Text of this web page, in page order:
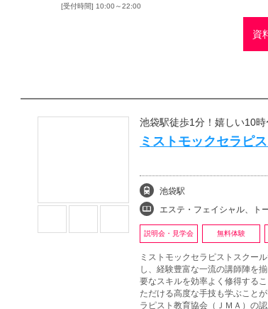
無料
[受付時間] 10:00～22:00
資
池袋駅徒歩1分！嬉しい10
ミストモックセラピ
池袋駅
エステ・フェイシャル、トータルビューティー、アン
説明会・見学会 無料体験
ミストモックセラピストスクー
し、経験豊富な一流の講師陣を
要なスキルを効率よく修得する
ただける高度な手技も学ぶこと
ラピスト教育協会（ＪＭＡ）の